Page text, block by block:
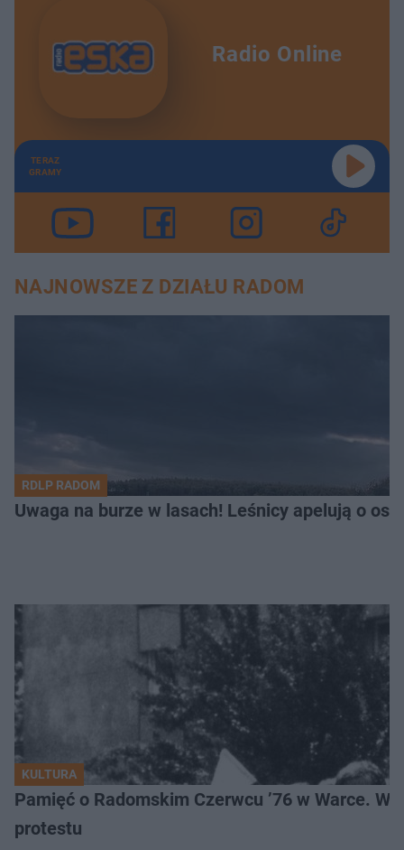
Radio Online
TERAZ
GRAMY
NAJNOWSZE Z DZIAŁU RADOM
RDLP RADOM
Uwaga na burze w lasach! Leśnicy apelują o
KULTURA
Pamięć o Radomskim Czerwcu ’76 w Warce.
protestu